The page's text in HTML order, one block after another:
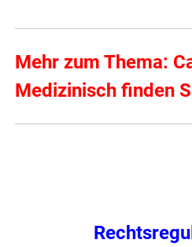
Mehr zum Thema:
Medizinisch finden